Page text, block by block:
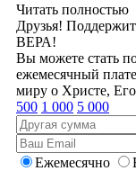
Читать полностью
Друзья!
ВЕРА!
Вы можете стать
ежемесячный
миру о Христе,
500 1 000 5 000
Ежемесячно